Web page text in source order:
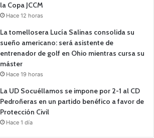
la Copa JCCM
Hace 12 horas
La tomellosera Lucía Salinas consolida su
sueño americano: será asistente de
entrenador de golf en Ohio mientras cursa su
máster
Hace 19 horas
La UD Socuéllamos se impone por 2-1 al CD
Pedroñeras en un partido benéfico a favor de
Protección Civil
Hace 1 día